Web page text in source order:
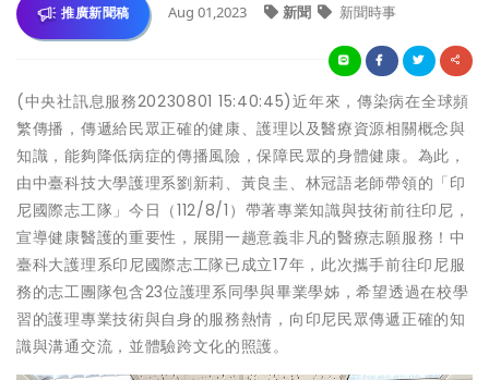
推廣新聞稿 Aug 01,2023 新聞 新聞時事
(中央社訊息服務20230801 15:40:45)近年來，傳染病在全球頻
繁傳播，傳遞給民眾正確的健康、護理以及醫療資源相關概念與
知識，能夠降低病症的傳播風險，保障民眾的身體健康。為此，
由中臺科技大學護理系劉新莉、黃良圭、林冠語老師帶領的「印
尼國際志工隊」今日（112/8/1）帶著專業知識與技術前往印尼，
宣導健康醫護的重要性，展開一趟意義非凡的醫療志願服務！中
臺科大護理系印尼國際志工隊已成立17年，此次攜手前往印尼服
務的志工團隊包含23位護理系同學與畢業學姊，希望透過在校學
習的護理專業技術與自身的服務熱情，向印尼民眾傳遞正確的知
識與溝通交流，並體驗跨文化的照護。